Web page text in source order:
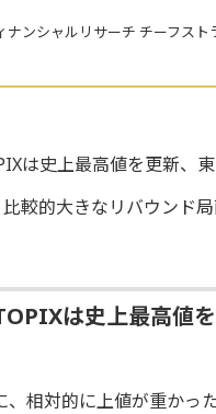
ナンシャルリサーチ チーフスト
は史上最高値を更新、
較的大きなリバウンド
は史上最高値
、相対的に上値が重かっ